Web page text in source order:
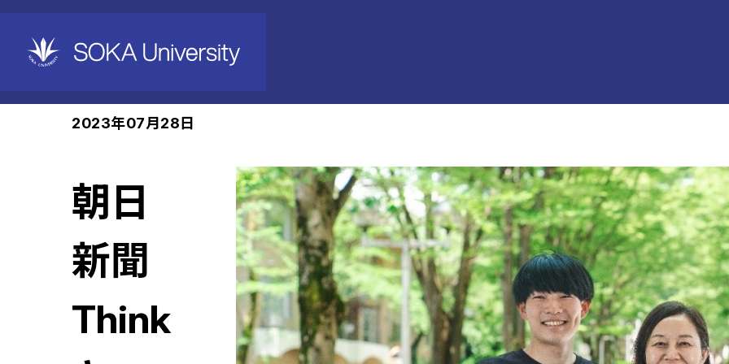
ホーム News
2023年07月28日
朝日
新聞
Think